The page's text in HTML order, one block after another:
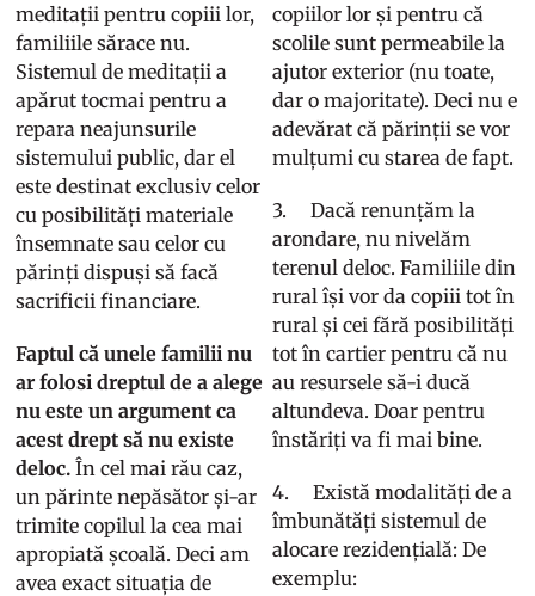
meditații pentru copiii lor,
familiile sărace nu.
Sistemul de meditații a
apărut tocmai pentru a
repara neajunsurile
sistemului public, dar el
este destinat exclusiv celor
cu posibilități materiale
însemnate sau celor cu
părinți dispuși să facă
sacrificii financiare.
Faptul că unele familii nu
ar folosi dreptul de a alege
nu este un argument ca
acest drept să nu existe
deloc. În cel mai rău caz,
un părinte nepăsător și-ar
trimite copilul la cea mai
apropiată școală. Deci am
avea exact situația de
copiilor lor și pentru că
scolile sunt permeabile la
ajutor exterior (nu toate,
dar o majoritate). Deci nu e
adevărat că părinții se vor
mulțumi cu starea de fapt.
3. Dacă renunțăm la
arondare, nu nivelăm
terenul deloc. Familiile din
rural își vor da copiii tot în
rural și cei fără posibilități
tot în cartier pentru că nu
au resursele să-i ducă
altundeva. Doar pentru
înstăriți va fi mai bine.
4. Există modalități de a
îmbunătăți sistemul de
alocare rezidențială: De
exemplu: